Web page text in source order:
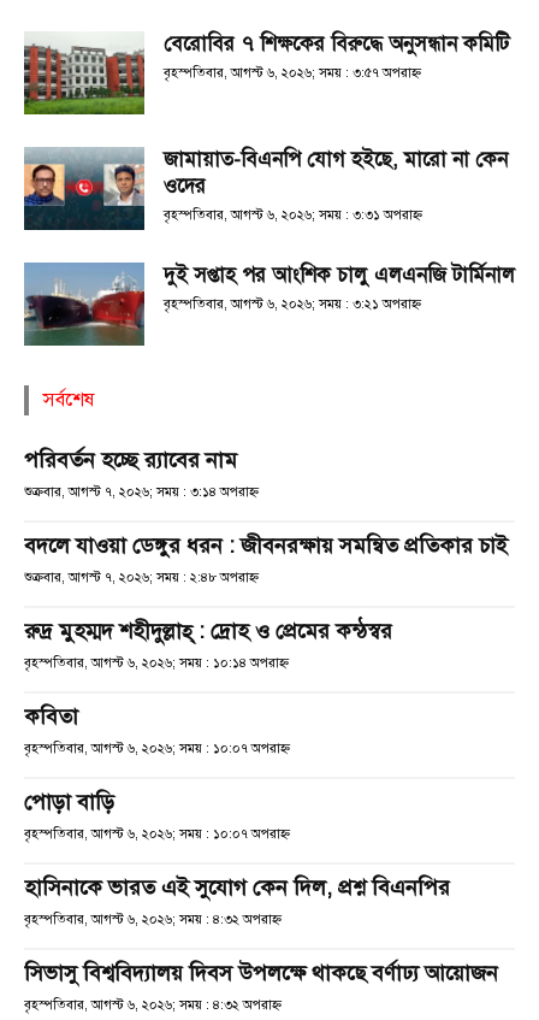
বেরোবির ৭ শিক্ষকের বিরুদ্ধে অনুসন্ধান কমিটি
বৃহস্পতিবার, আগস্ট ৬, ২০২৬; সময় : ৩:৫৭ অপরাহ্ণ
জামায়াত-বিএনপি যোগ হইছে, মারো না কেন
ওদের
বৃহস্পতিবার, আগস্ট ৬, ২০২৬; সময় : ৩:৩১ অপরাহ্ণ
দুই সপ্তাহ পর আংশিক চালু এলএনজি টার্মিনাল
বৃহস্পতিবার, আগস্ট ৬, ২০২৬; সময় : ৩:২১ অপরাহ্ণ
সর্বশেষ
পরিবর্তন হচ্ছে র‌্যাবের নাম
শুক্রবার, আগস্ট ৭, ২০২৬; সময় : ৩:১৪ অপরাহ্ণ
বদলে যাওয়া ডেঙ্গুর ধরন : জীবনরক্ষায় সমন্বিত প্রতিকার চাই
শুক্রবার, আগস্ট ৭, ২০২৬; সময় : ২:৪৮ অপরাহ্ণ
রুদ্র মুহম্মদ শহীদুল্লাহ্ : দ্রোহ ও প্রেমের কন্ঠস্বর
বৃহস্পতিবার, আগস্ট ৬, ২০২৬; সময় : ১০:১৪ অপরাহ্ণ
কবিতা
বৃহস্পতিবার, আগস্ট ৬, ২০২৬; সময় : ১০:০৭ অপরাহ্ণ
পোড়া বাড়ি
বৃহস্পতিবার, আগস্ট ৬, ২০২৬; সময় : ১০:০৭ অপরাহ্ণ
হাসিনাকে ভারত এই সুযোগ কেন দিল, প্রশ্ন বিএনপির
বৃহস্পতিবার, আগস্ট ৬, ২০২৬; সময় : ৪:৩২ অপরাহ্ণ
সিভাসু বিশ্ববিদ্যালয় দিবস উপলক্ষে থাকছে বর্ণাঢ্য আয়োজন
বৃহস্পতিবার, আগস্ট ৬, ২০২৬; সময় : ৪:৩২ অপরাহ্ণ